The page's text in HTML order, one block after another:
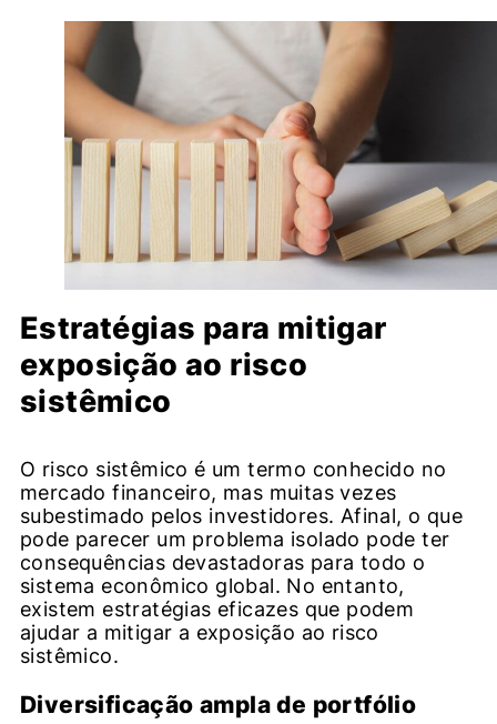
Estratégias para mitigar
exposição ao risco
sistêmico
O risco sistêmico é um termo conhecido no
mercado financeiro, mas muitas vezes
subestimado pelos investidores. Afinal, o que
pode parecer um problema isolado pode ter
consequências devastadoras para todo o
sistema econômico global. No entanto,
existem estratégias eficazes que podem
ajudar a mitigar a exposição ao risco
sistêmico.
Diversificação ampla de portfólio